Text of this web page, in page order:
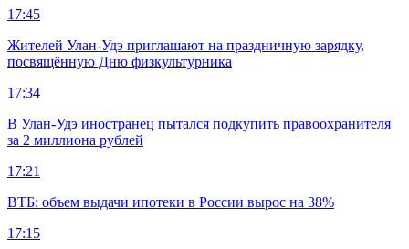
17:45
Жителей Улан-Удэ приглашают на праздничную зарядку,
посвящённую Дню физкультурника
17:34
В Улан-Удэ иностранец пытался подкупить правоохранителя
за 2 миллиона рублей
17:21
ВТБ: объем выдачи ипотеки в России вырос на 38%
17:15